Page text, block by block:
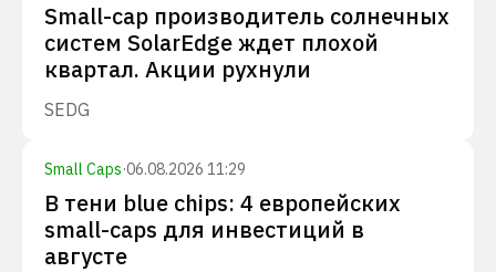
Small-cap производитель солнечных
систем SolarEdge ждет плохой
квартал. Акции рухнули
SEDG
Small Caps·06.08.2026 11:29
В тени blue chips: 4 европейских
small-caps для инвестиций в
августе